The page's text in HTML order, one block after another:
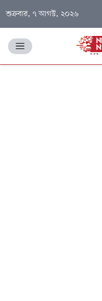
শুক্রবার, ৭ আগস্ট, ২০২৬